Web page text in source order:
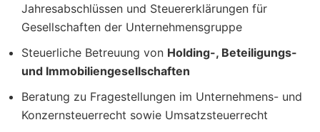
Jahresabschlüssen und Steuererklärungen für
Gesellschaften der Unternehmensgruppe
Steuerliche Betreuung von Holding-, Beteiligungs-
und Immobiliengesellschaften
Beratung zu Fragestellungen im Unternehmens- und
Konzernsteuerrecht sowie Umsatzsteuerrecht